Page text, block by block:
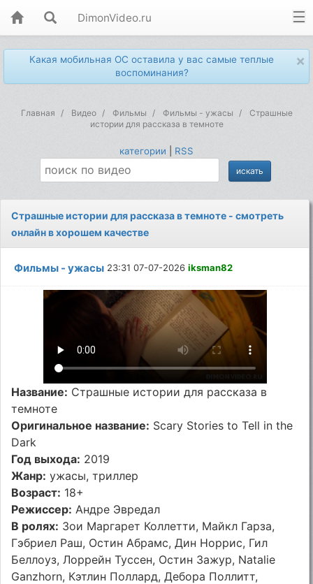
DimonVideo.ru
×
Какая мобильная ОС оставила у вас самые теплые
воспоминания?
Главная Видео Фильмы Фильмы - ужасы
Страшные
истории для рассказа в темноте
категории RSS
Страшные истории для рассказа в темноте - смотреть
онлайн в хорошем качестве
Фильмы - ужасы 23:31 07-07-2026iksman82
Название: Страшные истории для рассказа в
темноте
Оригинальное название: Scary Stories to Tell in the
Dark
Год выхода: 2019
Жанр: ужасы, триллер
Возраст: 18+
Режиссер: Андре Эвредал
В ролях: Зои Маргарет Коллетти, Майкл Гарза,
Гэбриел Раш, Остин Абрамс, Дин Норрис, Гил
Беллоуз, Лоррейн Туссен, Остин Зажур, Natalie
Ganzhorn, Кэтлин Поллард, Дебора Поллитт,